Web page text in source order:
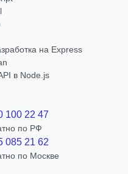
на Express
в Node.js
100 22 47
по РФ
085 21 62
по Москве